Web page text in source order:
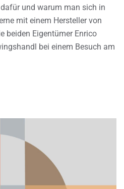
und warum man sich in
mit einem Hersteller von
beiden Eigentümer Enrico
bei einem Besuch am